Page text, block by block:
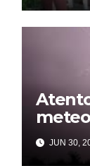
JUN 30,